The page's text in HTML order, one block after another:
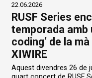
22.06.2026
RUSF Series
temporada amb
coding’ de la
XIWIRE
Aquest divendres 26 de